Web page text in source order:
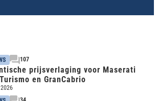
107
prijsverlaging voor Maserati
en GranCabrio